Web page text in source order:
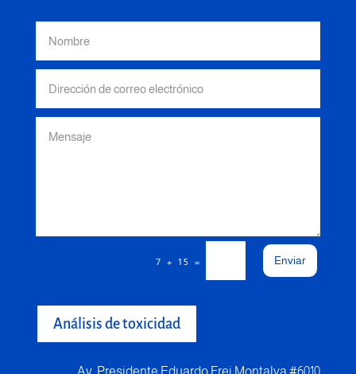
7 + 15 = Enviar
Análisis de toxicidad
Av. Presidente Eduardo Frei Montalva #6010